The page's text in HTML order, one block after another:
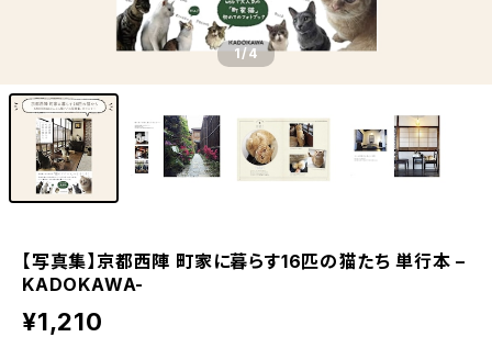
1/4
【写真集】京都西陣 町家に暮らす16匹の猫たち 単行本 –
KADOKAWA-
¥1,210